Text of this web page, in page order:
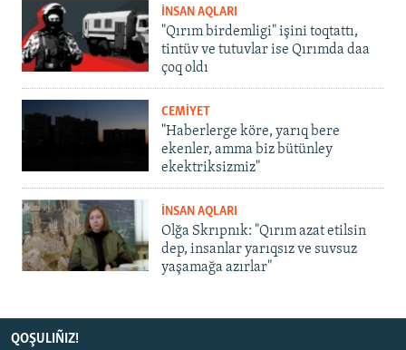
İNSAN AQLARI
"Qırım birdemligi" işini toqtattı,
tintüv ve tutuvlar ise Qırımda daa
çoq oldı
CEMİYET
"Haberlerge köre, yarıq bere
ekenler, amma biz bütünley
ekektriksizmiz"
İNSAN AQLARI
Olğa Skrıpnık: "Qırım azat etilsin
dep, insanlar yarıqsız ve suvsuz
yaşamağa azırlar"
QOŞULIÑIZ!